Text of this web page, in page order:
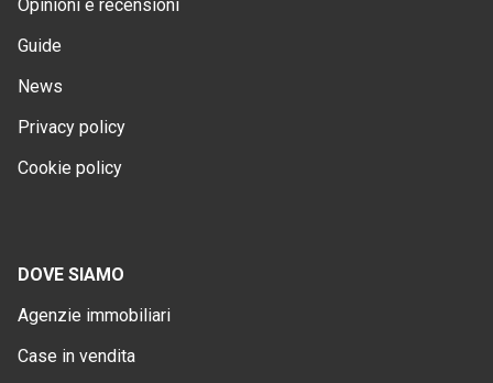
Opinioni e recensioni
Guide
News
Privacy policy
Cookie policy
DOVE SIAMO
Agenzie immobiliari
Case in vendita